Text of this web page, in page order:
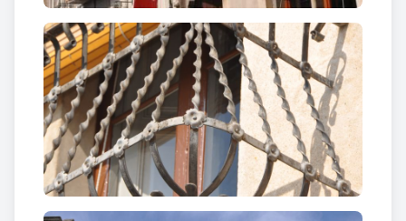
Cal Gimeno
Just al costat de cal Frares hi trobem cal Gimeno,
un dels altres edificis modernistes de Santa
Margarida i els Monjos, de la que en primera
instància en destaquen les
obertures de les golfes ,
ornamentades amb ceràmica verdosa a l’exterior.
Sobre aquesta mena de finestres a mode de llaçet
amb tres espais per deixar entrar la llum, hi trobem